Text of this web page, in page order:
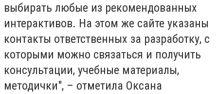
выбирать любые из рекомендованных
интерактивов. На этом же сайте указаны
контакты ответственных за разработку, с
которыми можно связаться и получить
консультации, учебные материалы,
методички", – отметила Оксана